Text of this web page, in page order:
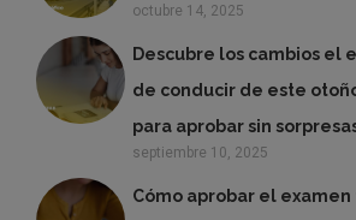
octubre 14, 2025
Descubre los cambios el
de conducir de este
para aprobar sin
septiembre 10, 2025
Cómo aprobar el